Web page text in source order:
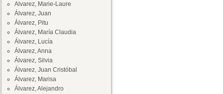
Alvarez, Marie-Laure
Álvarez, Juan
Álvarez, Pitu
Álvarez, María Claudia
Álvarez, Lucía
Álvarez, Anna
Álvarez, Silvia
Álvarez, Juan Cristóbal
Álvarez, Marisa
Álvarez, Alejandro